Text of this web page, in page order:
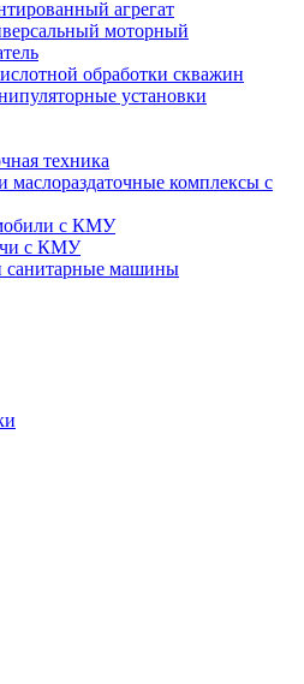
агрегат
моторный
обработки скважин
установки
техника
маслораздаточные комплексы с
с КМУ
с КМУ
санитарные машины